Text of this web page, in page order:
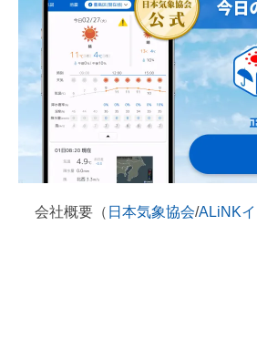
会社概要（ 日本気象協会/ALiNK